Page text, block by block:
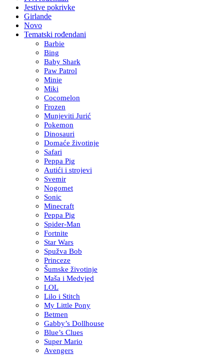
Jestive pokrivke
Girlande
Novo
Tematski rođendani
Barbie
Bing
Baby Shark
Paw Patrol
Minie
Miki
Cocomelon
Frozen
Munjeviti Jurić
Pokemon
Dinosauri
Domaće životinje
Safari
Peppa Pig
Autići i strojevi
Svemir
Nogomet
Sonic
Minecraft
Peppa Pig
Spider-Man
Fortnite
Star Wars
Spužva Bob
Princeze
Šumske životinje
Maša i Medvjed
LOL
Lilo i Stitch
My Little Pony
Betmen
Gabby’s Dollhouse
Blue’s Clues
Super Mario
Avengers